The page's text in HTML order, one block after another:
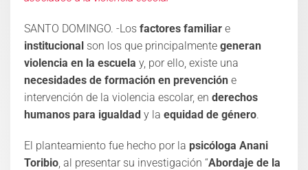
SANTO DOMINGO. -Los factores familiar e
institucional son los que principalmente generan
violencia en la escuela y, por ello, existe una
necesidades de formación en prevención e
intervención de la violencia escolar, en derechos
humanos para igualdad y la equidad de género.
El planteamiento fue hecho por la psicóloga Anani
Toribio , al presentar su investigación “Abordaje de la